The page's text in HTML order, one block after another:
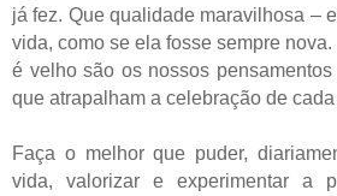
já fez. Que qualidade maravilhosa –
vida, como se ela fosse sempre
é velho são os nossos
que atrapalham a celebração de
Faça o melhor que puder,
vida, valorizar e experimentar a